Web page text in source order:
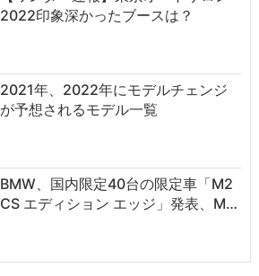
2022印象深かったブースは？
2021年、2022年にモデルチェンジ
が予想されるモデル一覧
BMW、国内限定40台の限定車「M2
CS エディション エッジ」発表、M…